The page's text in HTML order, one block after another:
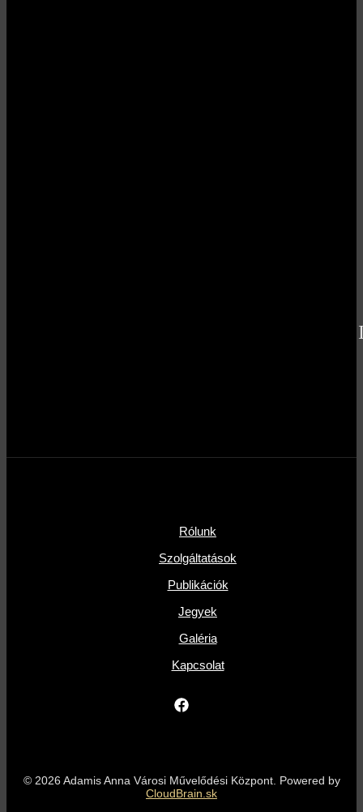
Rólunk
Szolgáltatások
Publikációk
Jegyek
Galéria
Kapcsolat
© 2026 Adamis Anna Városi Művelődési Központ. Powered by
CloudBrain.sk